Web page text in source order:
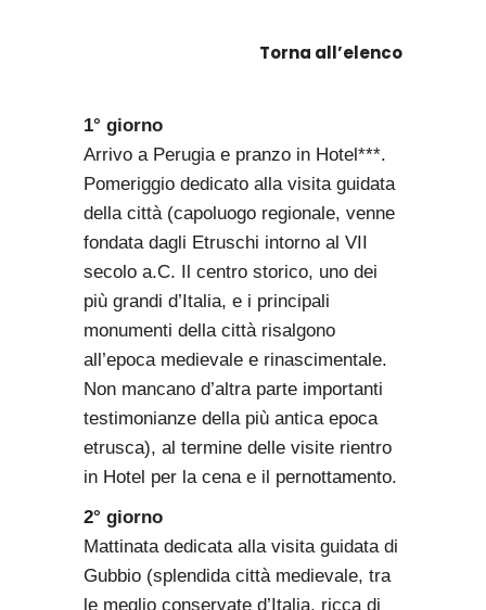
Torna all’elenco
1° giorno
Arrivo a Perugia e pranzo in Hotel***.
Pomeriggio dedicato alla visita guidata
della città (capoluogo regionale, venne
fondata dagli Etruschi intorno al VII
secolo a.C. Il centro storico, uno dei
più grandi d’Italia, e i principali
monumenti della città risalgono
all’epoca medievale e rinascimentale.
Non mancano d’altra parte importanti
testimonianze della più antica epoca
etrusca), al termine delle visite rientro
in Hotel per la cena e il pernottamento.
2° giorno
Mattinata dedicata alla visita guidata di
Gubbio (splendida città medievale, tra
le meglio conservate d’Italia, ricca di